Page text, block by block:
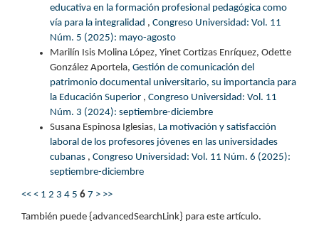
educativa en la formación profesional pedagógica como
vía para la integralidad , Congreso Universidad: Vol. 11
Núm. 5 (2025): mayo-agosto
Marilín Isis Molina López, Yinet Cortizas Enríquez, Odette
González Aportela, Gestión de comunicación del
patrimonio documental universitario, su importancia para
la Educación Superior , Congreso Universidad: Vol. 11
Núm. 3 (2024): septiembre-diciembre
Susana Espinosa Iglesias, La motivación y satisfacción
laboral de los profesores jóvenes en las universidades
cubanas , Congreso Universidad: Vol. 11 Núm. 6 (2025):
septiembre-diciembre
<< < 1 2 3 4 5 6 7 > >>
También puede {advancedSearchLink} para este artículo.